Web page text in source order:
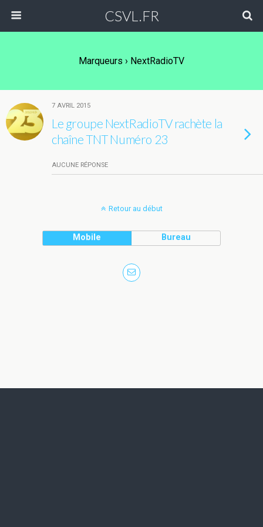
CSVL.FR
Marqueurs › NextRadioTV
7 AVRIL 2015
Le groupe NextRadioTV rachète la
chaîne TNT Numéro 23
AUCUNE RÉPONSE
Retour au début
Mobile Bureau